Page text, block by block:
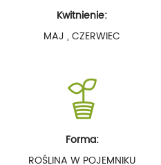
Kwitnienie:
MAJ , CZERWIEC
Forma:
ROŚLINA W POJEMNIKU